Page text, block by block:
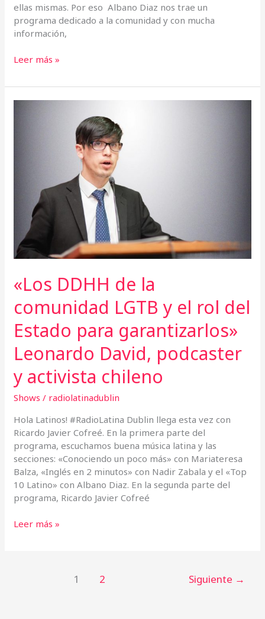
ellas mismas. Por eso Albano Diaz nos trae un
programa dedicado a la comunidad y con mucha
información,
Leer más »
«Los DDHH de la
comunidad LGTB y el rol del
Estado para garantizarlos»
Leonardo David, podcaster
y activista chileno
Shows / radiolatinadublin
Hola Latinos! #RadioLatina Dublin llega esta vez con
Ricardo Javier Cofreé. En la primera parte del
programa, escuchamos buena música latina y las
secciones: «Conociendo un poco más» con Mariateresa
Balza, «Inglés en 2 minutos» con Nadir Zabala y el «Top
10 Latino» con Albano Diaz. En la segunda parte del
programa, Ricardo Javier Cofreé
Estado
para
garantizarlos»
Leonardo
David,
podcaster
y
activista
chileno
Leer más »
1 2 Siguiente →